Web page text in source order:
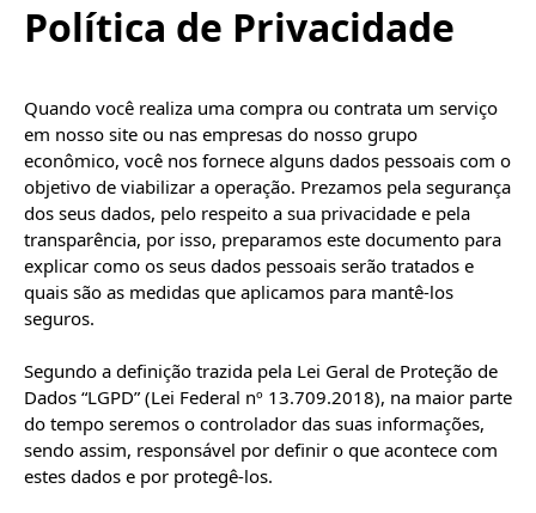
Política de Privacidade
Quando você realiza uma compra ou contrata um serviço
em nosso site ou nas empresas do nosso grupo
econômico, você nos fornece alguns dados pessoais com o
objetivo de viabilizar a operação. Prezamos pela segurança
dos seus dados, pelo respeito a sua privacidade e pela
transparência, por isso, preparamos este documento para
explicar como os seus dados pessoais serão tratados e
quais são as medidas que aplicamos para mantê-los
Segundo a definição trazida pela Lei Geral de Proteção de
Dados “LGPD” (Lei Federal nº 13.709.2018), na maior parte
do tempo seremos o controlador das suas informações,
sendo assim, responsável por definir o que acontece com
estes dados e por protegê-los.